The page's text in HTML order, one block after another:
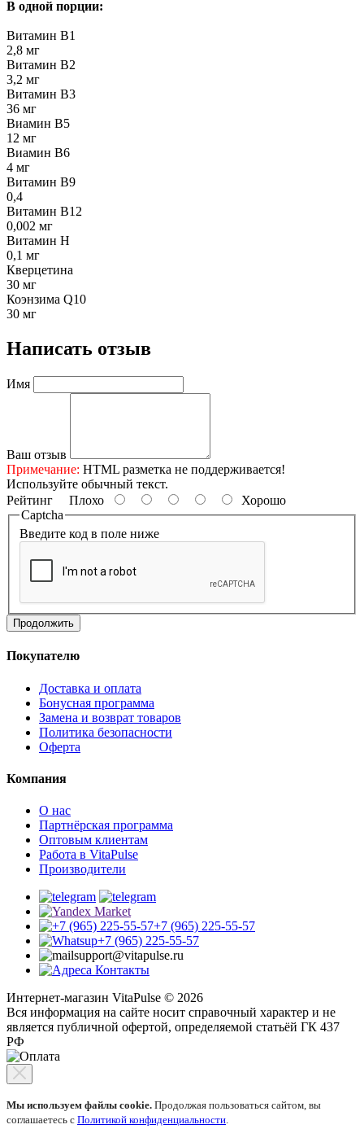
В одной порции:
Витамин В1
2,8 мг
Витамин В2
3,2 мг
Витамин В3
36 мг
Виамин В5
12 мг
Виамин В6
4 мг
Витамин В9
0,4
Витамин В12
0,002 мг
Витамин Н
0,1 мг
Кверцетина
30 мг
Коэнзима Q10
30 мг
Написать отзыв
Имя
Ваш отзыв
Примечание: HTML разметка не поддерживается!
Используйте обычный текст.
Рейтинг Плохо
Хорошо
Captcha
Введите код в поле ниже
Продолжить
Покупателю
Доставка и оплата
Бонусная программа
Замена и возврат товаров
Политика безопасности
Оферта
Компания
О нас
Партнёрская программа
Оптовым клиентам
Работа в VitaPulse
Производители
+7 (965) 225-55-57
+7 (965) 225-55-57
support@vitapulse.ru
Контакты
Интернет-магазин VitaPulse © 2026
Вся информация на сайте носит справочный характер и не
является публичной офертой, определяемой статьёй ГК 437
РФ
Мы используем файлы cookie. Продолжая пользоваться сайтом, вы
соглашаетесь с Политикой конфиденциальности.